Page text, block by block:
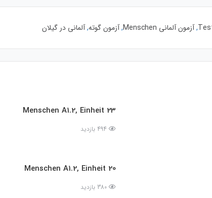
,آزمون آلمانی Menschen ,آزمون گوته,آلمانی در گیلان
Menschen A1.2, Einheit 23
Menschen A1.2, Einheit 20